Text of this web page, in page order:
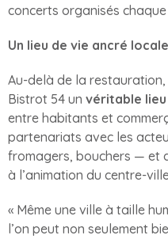
concerts organisés
Un lieu de vie ancré
Au-delà de la
Bistrot 54 un véritable
entre habitants et
partenariats avec les
fromagers, bouchers — et
à l’animation du centre-
« Même une ville à taille
l’on peut non seulement